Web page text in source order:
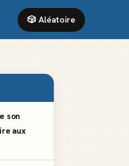
🎲 Aléatoire
son
aux